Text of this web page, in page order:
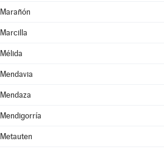
Marañón
Marcilla
Mélida
Mendavia
Mendaza
Mendigorría
Metauten